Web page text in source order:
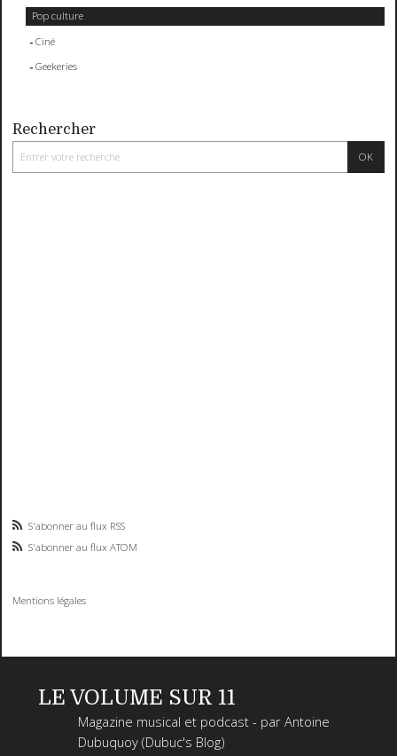
Pop culture
Ciné
Geekeries
Rechercher
S'abonner au flux RSS
S'abonner au flux ATOM
Mentions légales
LE VOLUME SUR 11
Magazine musical et podcast - par Antoine
Dubuquoy (Dubuc's Blog)